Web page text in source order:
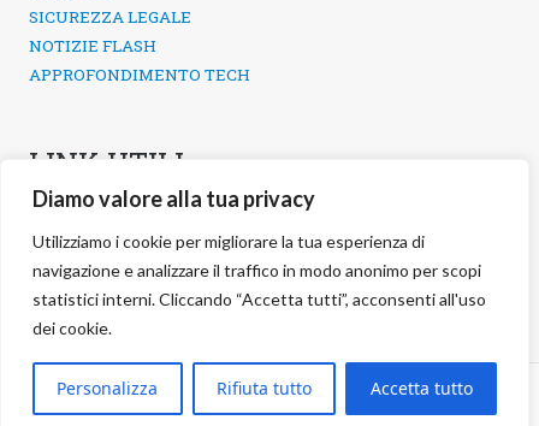
Diamo valore alla tua privacy
Utilizziamo i cookie per migliorare la tua esperienza di
navigazione e analizzare il traffico in modo anonimo per scopi
statistici interni. Cliccando “Accetta tutti”, acconsenti all'uso
dei cookie.
Personalizza Rifiuta tutto Accetta tutto
SICUREZZA LEGALE
NOTIZIE FLASH
APPROFONDIMENTO TECH
LINK UTILI
CONTATTI
INFORMATIVA SULLA PRIVACY
POLITICA DEI COOKIE
GESTIONE COOKIE
2026 negg Blog · All rights reserved · negg® GroupS.r.l. ·
VAT: 17038321000 REA: RM-1691559